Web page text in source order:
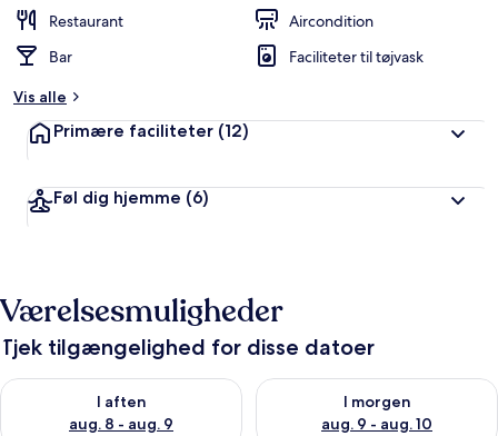
Restaurant
Aircondition
Bar
Faciliteter til tøjvask
Vis alle
Primære faciliteter (12)
Føl dig hjemme (6)
Værelsesmuligheder
Tjek tilgængelighed for disse datoer
I aften
aug. 8 - aug. 9
Tjek tilgængelighed for i aften aug. 8 - aug. 9
I morgen
aug. 9 - aug. 10
Tjek tilgængelighed for i